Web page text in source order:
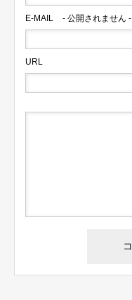
E-MAIL - 公開されません -
URL